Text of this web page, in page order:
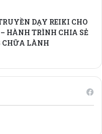
DẠY REIKI CHO
HÀNH TRÌNH CHIA SẺ
CHỮA LÀNH